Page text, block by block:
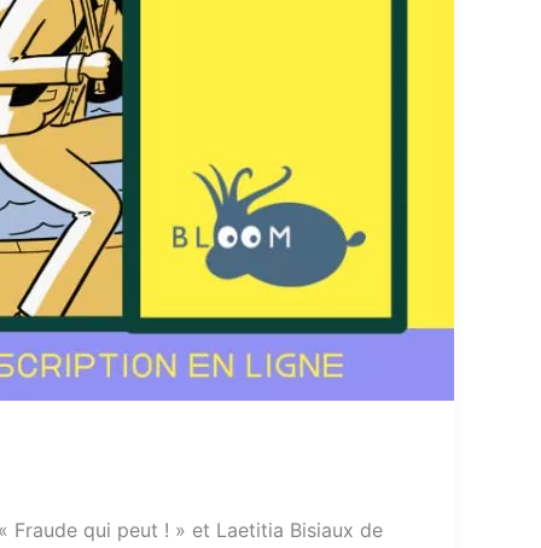
Fraude qui peut ! » et Laetitia Bisiaux de